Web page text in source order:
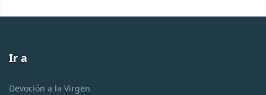
Ir a
Devoción a la Virgen